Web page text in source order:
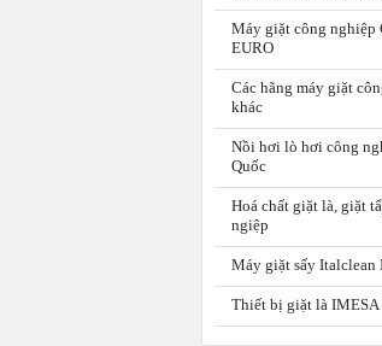
Máy giặt công nghiệp
EURO
Các hãng máy giặt
khác
Nồi hơi lò hơi công
Quốc
Hoá chất giặt là, giặt
ngiệp
Máy giặt sấy Italclean
Thiết bị giặt là